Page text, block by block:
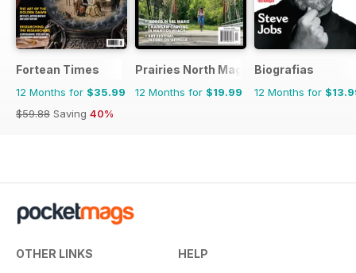
Fortean Times
12 Months for $35.99
$59.88 Saving 40%
Prairies North Magazine
12 Months for $19.99
Biografias
12 Months for
OTHER LINKS HELP